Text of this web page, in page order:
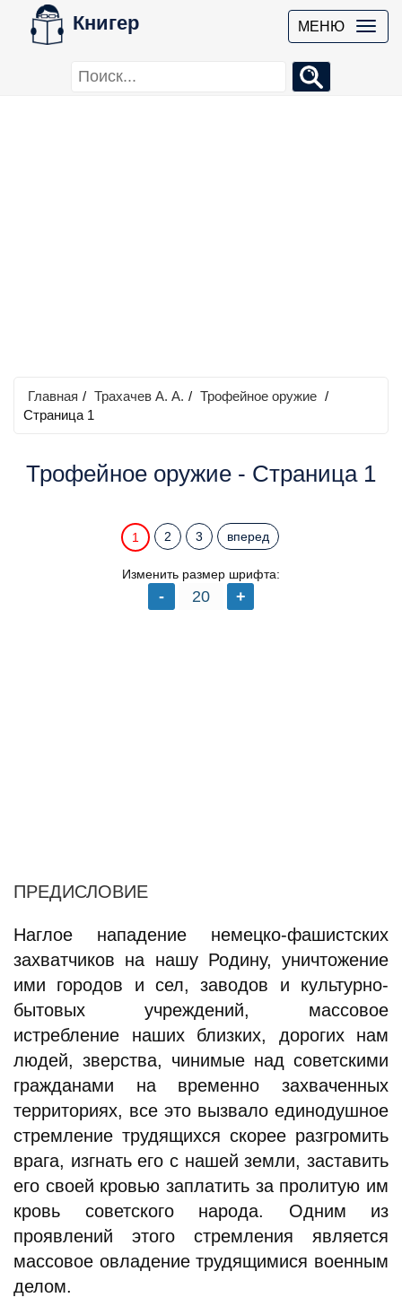
Книгер МЕНЮ
Главная / Трахачев А. А. / Трофейное оружие /
Страница 1
Трофейное оружие - Страница 1
1 2 3 вперед
Изменить размер шрифта:
ПРЕДИСЛОВИЕ
Наглое нападение немецко-фашистских
захватчиков на нашу Родину, уничтожение
ими городов и сел, заводов и культурно-
бытовых учреждений, массовое
истребление наших близких, дорогих нам
людей, зверства, чинимые над советскими
гражданами на временно захваченных
территориях, все это вызвало единодушное
стремление трудящихся скорее разгромить
врага, изгнать его с нашей земли, заставить
его своей кровью заплатить за пролитую им
кровь советского народа. Одним из
проявлений этого стремления является
массовое овладение трудящимися военным
делом.